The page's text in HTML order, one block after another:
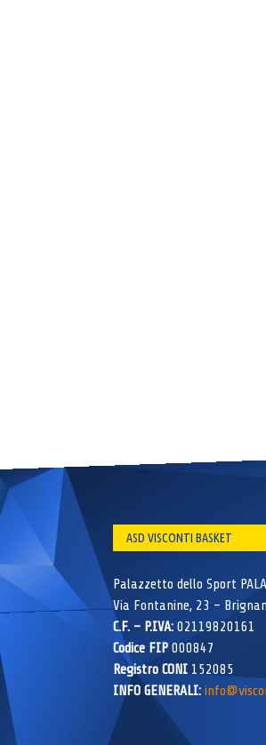
ASD VISCONTI BASKET
Palazzetto dello Sport
Via Fontanine, 23 –
C.F. – P.IVA: 02119820161
Codice FIP 000847
Registro CONI 152085
INFO GENERALI: